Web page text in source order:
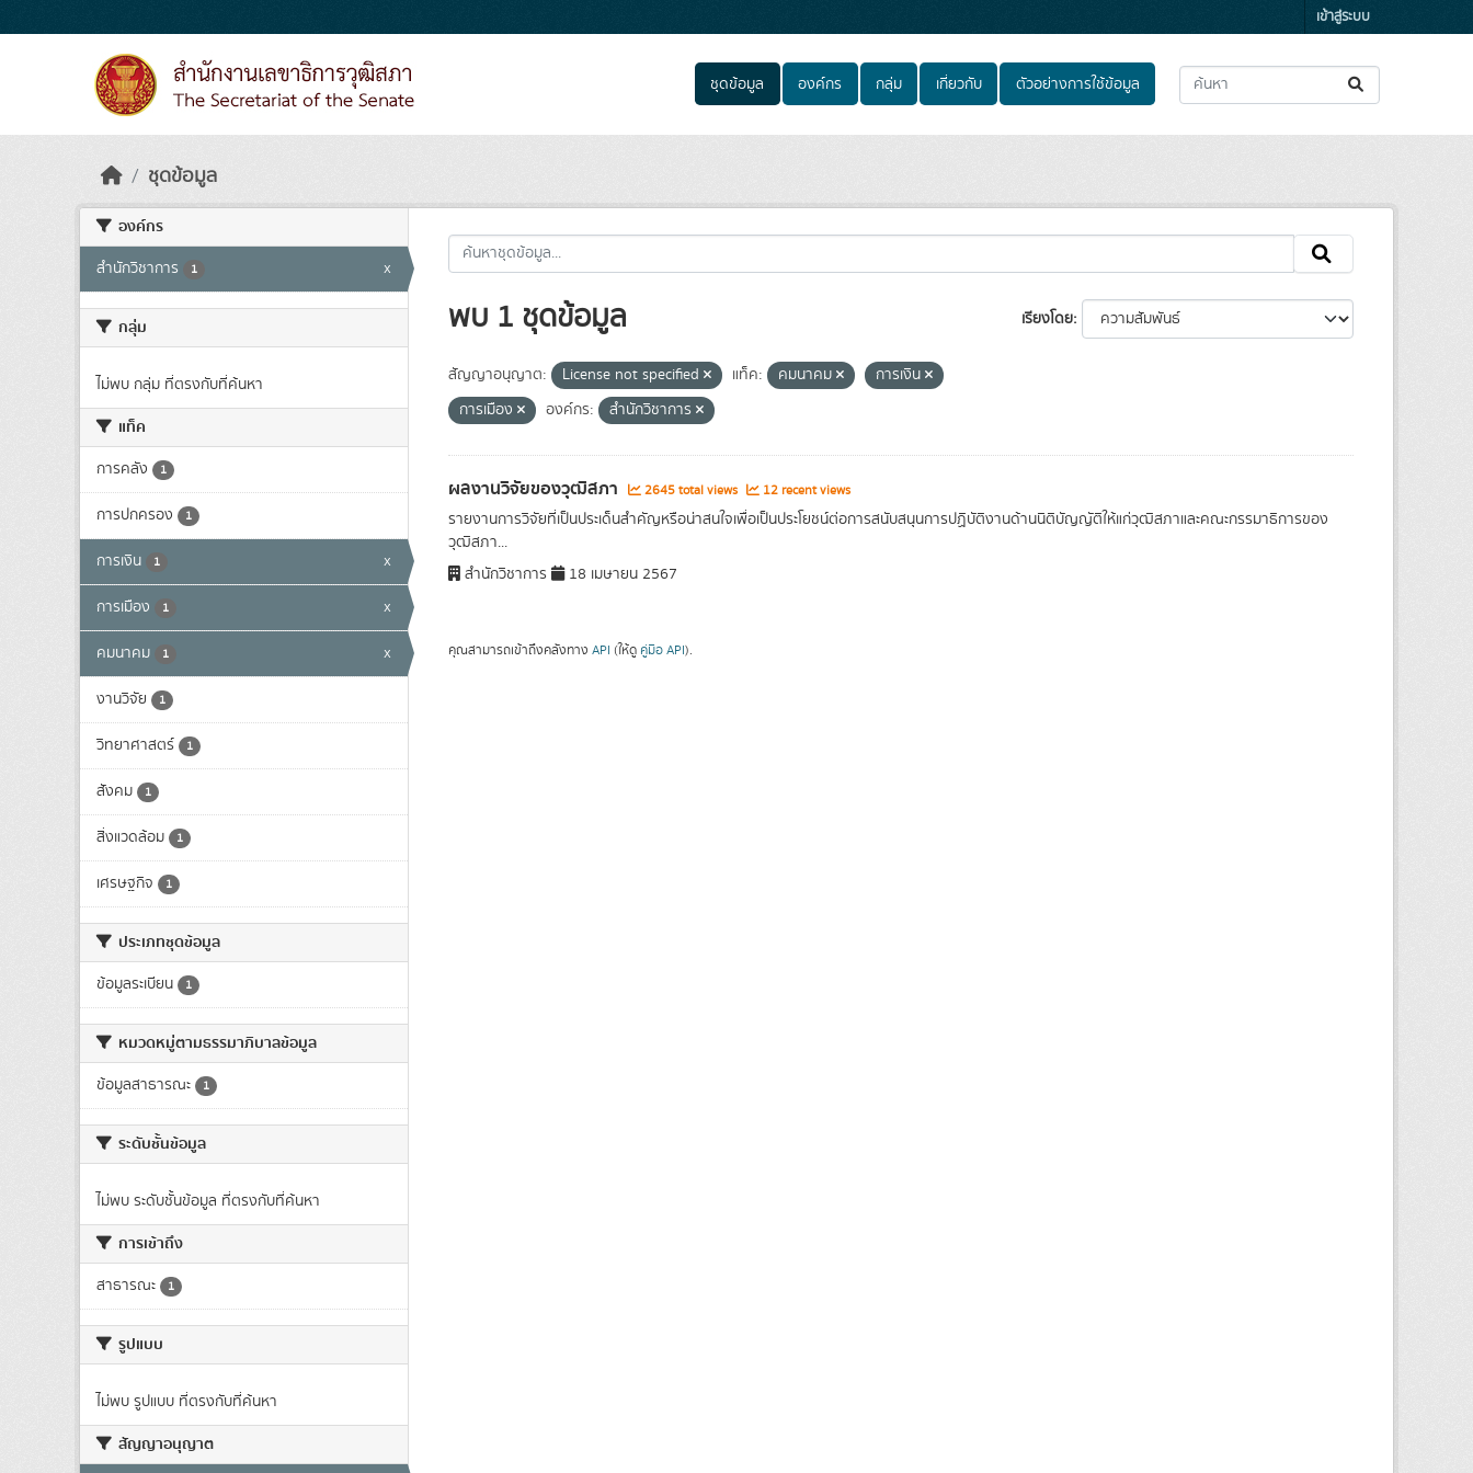
เข้าสู่ระบบ
ชุดข้อมูล องค์กร กลุ่ม เกี่ยวกับ ตัวอย่างการใช้ข้อมูล
ชุดข้อมูล
องค์กร
สำนักวิชาการ 1 x
กลุ่ม
ไม่พบ กลุ่ม ที่ตรงกับที่ค้นหา
แท็ค
การคลัง 1
การปกครอง 1
การเงิน 1 x
การเมือง 1 x
คมนาคม 1 x
งานวิจัย 1
วิทยาศาสตร์ 1
สังคม 1
สิ่งแวดล้อม 1
เศรษฐกิจ 1
ประเภทชุดข้อมูล
ข้อมูลระเบียน 1
หมวดหมู่ตามธรรมาภิบาลข้อมูล
ข้อมูลสาธารณะ 1
ระดับชั้นข้อมูล
ไม่พบ ระดับชั้นข้อมูล ที่ตรงกับที่ค้นหา
การเข้าถึง
สาธารณะ 1
รูปแบบ
ไม่พบ รูปแบบ ที่ตรงกับที่ค้นหา
สัญญาอนุญาต
เรียงโดย
พบ 1 ชุดข้อมูล
สัญญาอนุญาต: License not specified แท็ค: คมนาคม
การเงิน
การเมือง
องค์กร: สำนักวิชาการ
ผลงานวิจัยของวุฒิสภา 2645 total views 12 recent views
รายงานการวิจัยที่เป็นประเด็นสำคัญหรือน่าสนใจเพื่อเป็นประโยชน์ต่อการสนับสนุนการปฏิบัติงานด้านนิติบัญญัติให้แก่วุฒิสภาและคณะกรรมาธิการของ
วุฒิสภา...
สำนักวิชาการ
18 เมษายน 2567
คุณสามารถเข้าถึงคลังทาง API (ให้ดู คู่มือ API).